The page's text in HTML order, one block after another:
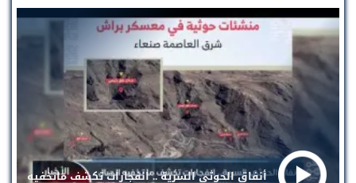
أنفاق الحوثي السرية .. انفجارات تكشف ماتخفيه